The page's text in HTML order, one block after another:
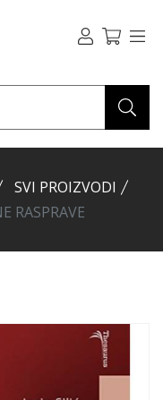
SVI PROIZVODI
RASPRAVE